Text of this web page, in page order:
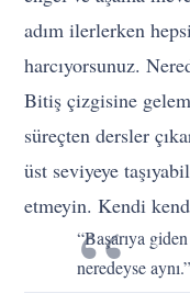
adım ilerlerken
harcıyorsunuz.
Bitiş çizgisine
süreçten dersler
üst seviyeye
etmeyin. Kendi
“Başarıya
neredeyse